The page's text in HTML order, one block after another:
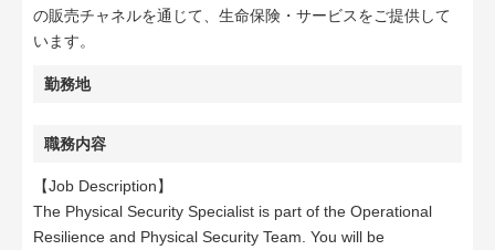
の販売チャネルを通じて、生命保険・サービスをご提供して
います。
勤務地
職務内容
【Job Description】
The Physical Security Specialist is part of the Operational
Resilience and Physical Security Team. You will be